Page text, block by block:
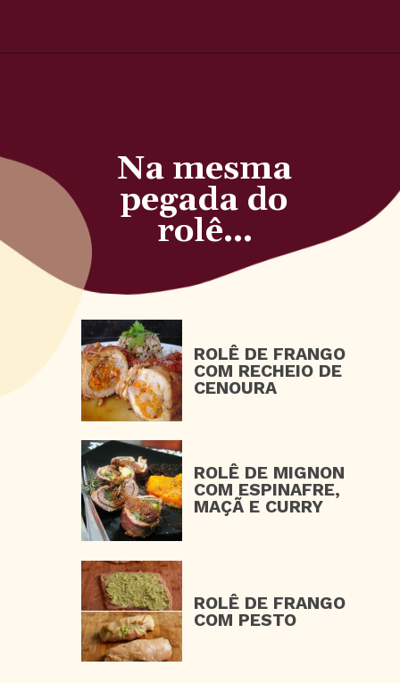
Na mesma
pegada do
rolê...
ROLÊ DE FRANGO
COM RECHEIO DE
CENOURA
ROLÊ DE MIGNON
COM ESPINAFRE,
MAÇÃ E CURRY
ROLÊ DE FRANGO
COM PESTO